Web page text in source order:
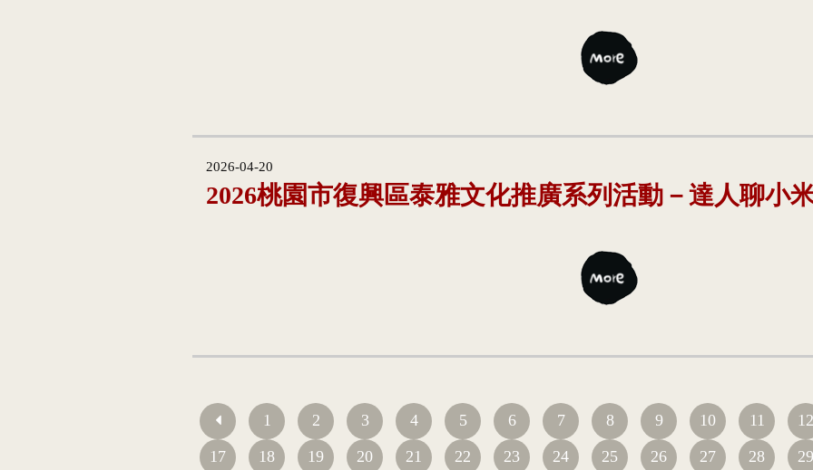
2026-04-20
2026桃園市復興區泰雅文化推廣系列活動－達人聊小
1 2 3 4 5 6 7 8 9 10 11
12
17
18 19 20 21 22 23 24 25 26 27 28
29